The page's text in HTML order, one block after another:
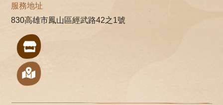
服務地址
830高雄市鳳山區經武路42之1號